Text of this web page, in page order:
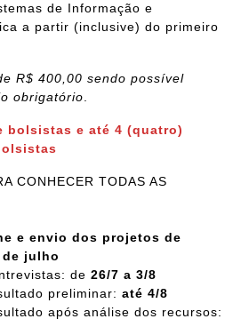
de Informação e
a partir (inclusive) do primeiro
R$ 400,00 sendo possível
obrigatório
bolsistas e até 4 (quatro)
CONHECER TODAS AS
e envio dos projetos de
julho
de 26/7 a 3/8
preliminar: até 4/8
após análise dos recursos: